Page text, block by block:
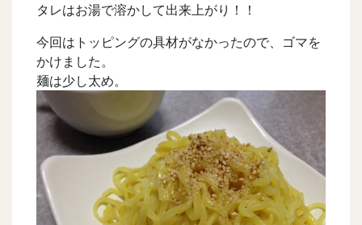
タレはお湯で溶かして出来上がり！！
今回はトッピングの具材がなかったので、ゴマを
かけました。
麺は少し太め。